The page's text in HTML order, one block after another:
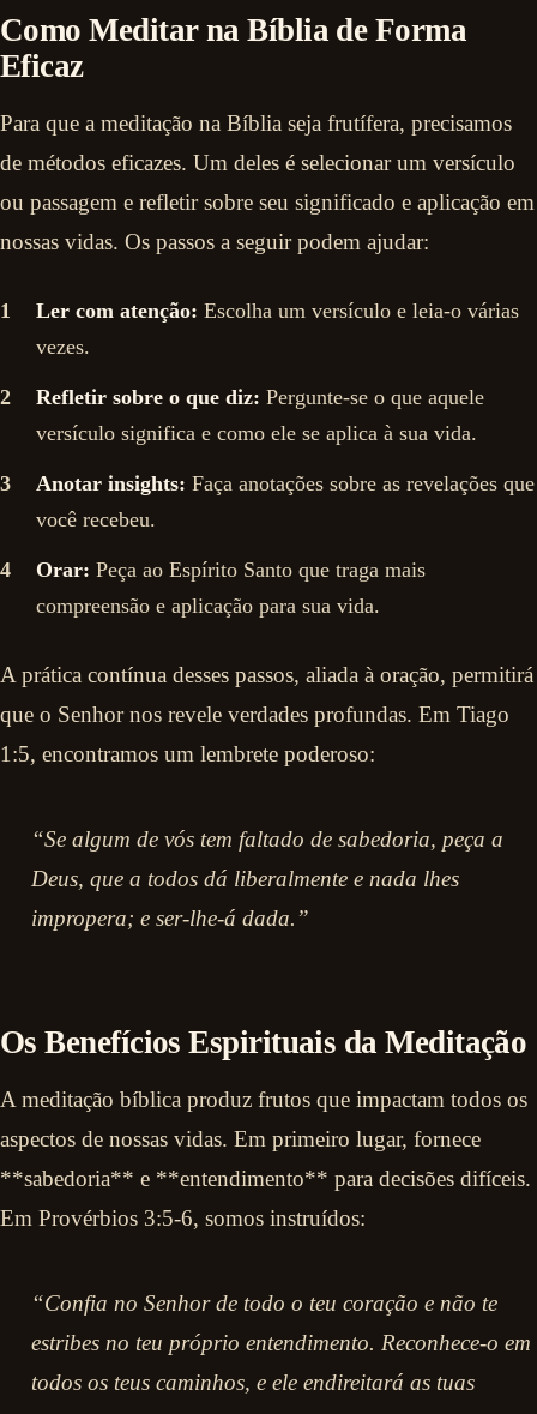
Como Meditar na Bíblia de Forma
Eficaz
Para que a meditação na Bíblia seja frutífera, precisamos
de métodos eficazes. Um deles é selecionar um versículo
ou passagem e refletir sobre seu significado e aplicação em
nossas vidas. Os passos a seguir podem ajudar:
Ler com atenção: Escolha um versículo e leia-o várias
vezes.
Refletir sobre o que diz: Pergunte-se o que aquele
versículo significa e como ele se aplica à sua vida.
Anotar insights: Faça anotações sobre as revelações que
você recebeu.
Orar: Peça ao Espírito Santo que traga mais
compreensão e aplicação para sua vida.
A prática contínua desses passos, aliada à oração, permitirá
que o Senhor nos revele verdades profundas. Em Tiago
1:5, encontramos um lembrete poderoso:
“Se algum de vós tem faltado de sabedoria, peça a
Deus, que a todos dá liberalmente e nada lhes
impropera; e ser-lhe-á dada.”
Os Benefícios Espirituais da Meditação
A meditação bíblica produz frutos que impactam todos os
aspectos de nossas vidas. Em primeiro lugar, fornece
**sabedoria** e **entendimento** para decisões difíceis.
Em Provérbios 3:5-6, somos instruídos:
“Confia no Senhor de todo o teu coração e não te
estribes no teu próprio entendimento. Reconhece-o em
todos os teus caminhos, e ele endireitará as tuas